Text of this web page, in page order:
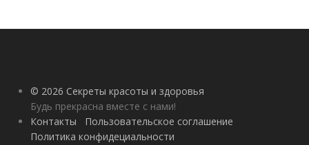
© 2026 Секреты красоты и здоровья
Будь прекрасна вместе с нами!
Контакты
Пользовательское соглашение
Политика конфидециальности